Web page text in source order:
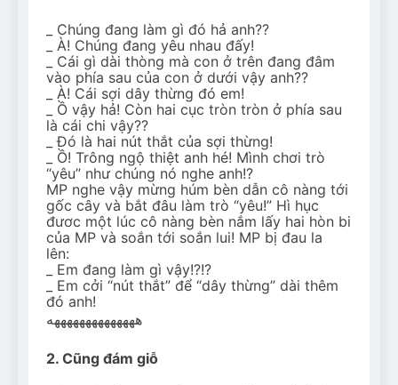
_ Chúng đang làm gì đó hả anh??
_ À! Chúng đang yêu nhau đấy!
_ Cái gì dài thòng mà con ở trên đang đâm
vào phía sau của con ở dưới vậy anh??
_ À! Cái sợi dây thừng đó em!
_ Ồ vậy hả! Còn hai cục tròn tròn ở phía sau
là cái chi vậy??
_ Đó là hai nút thắt của sợi thừng!
_ Ồ! Trông ngộ thiệt anh hé! Mình chơi trò
“yêu” như chúng nó nghe anh!?
MP nghe vậy mừng húm bèn dẫn cô nàng tới
gốc cây và bắt đâu làm trò “yêu!” Hì hục
đươc một lúc cô nàng bèn nắm lấy hai hòn bi
của MP và soắn tới soắn lui! MP bị đau la
lên:
_ Em đang làm gì vậy!?!?
_ Em cởi “nút thắt” để “dây thừng” dài thêm
đó anh!
ههههههههههههههه
2. Cũng đám giỗ